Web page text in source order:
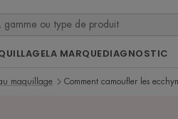
LA MARQUEDIAGNOSTIC
maquillage Comment camoufler les